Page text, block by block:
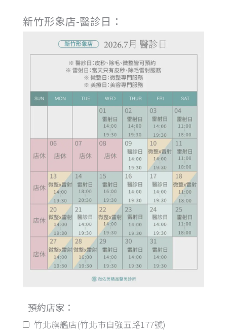
新竹形象店-醫診日：
預約店家：
竹北旗艦店(竹北市自強五路177號)